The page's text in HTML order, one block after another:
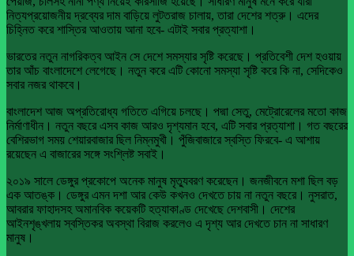
নিত্যপ্রয়োজনীয় দ্রব্যের দাম বাড়িয়ে লুটতরাজ চালায়, তারা দেশের শত্রু। এদের
চিহ্নিত করে শাস্তির আওতায় আনা হবে- এটাই সবার প্রত্যাশা।
ভারতের নতুন নাগরিকত্ব আইন সে দেশে সমস্যার সৃষ্টি করেছে। প্রতিবেশী দেশ হওয়ায়
তার আঁচ বাংলাদেশে লেগেছে। নতুন করে এটি কোনো সমস্যা সৃষ্টি করে কি না, সেদিকেও
সবার নজর থাকবে।
বাংলাদেশ আজ অপ্রতিরোধ্য গতিতে এগিয়ে চলছে। পদ্মা সেতু, মেট্রোরেলের মতো কাজ
নির্মাণাধীন। নতুন বছরে এসব কাজ আরও দৃশ্যমান হবে, এটি সবার প্রত্যাশা। গত বছরের
বেশিরভাগ সময় শেয়ারবাজার ছিল নিম্নমুখী। পুঁজিবাজারে স্বস্তি ফিরবে- এ আশায়
রয়েছেন এ বাজারের সঙ্গে সংশ্লিষ্ট সবাই।
২০১৯ সালে ডেঙ্গুর প্রকোপে অনেক মানুষ মৃত্যুবরণ করেছেন। জনজীবনে মশা ছিল বড়
এক আতঙ্ক। ডেঙ্গুর এমন দশা আর কেউ কখনও দেখতে চায় না নতুন বছরে। নুসরাত,
আবরার ফাহাদসহ অমানবিক কয়েকটি হত্যাকাণ্ড দেখেছে দেশবাসী। দেশের
আইনশৃঙ্খলায় স্বস্তিকর অবস্থা বিরাজ করলেও এ দৃশ্য আর দেখতে চান না সাধারণ
মানুষ।